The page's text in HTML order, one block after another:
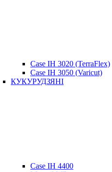
Case IH 3020 (TerraFlex)
Case IH 3050 (Varicut)
КУКУРУДЗЯНІ
Case IH 4400